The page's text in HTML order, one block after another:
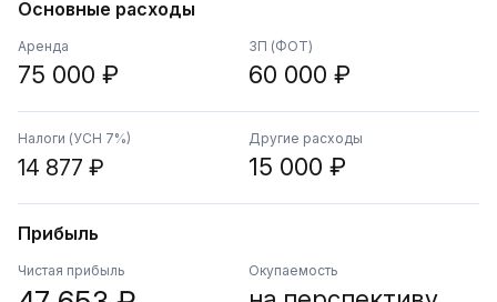
Основные расходы
Аренда
75 000 ₽
ЗП (ФОТ)
60 000 ₽
Налоги (УСН 7%)
14 877 ₽
Другие расходы
15 000 ₽
Прибыль
Чистая прибыль Окупаемость